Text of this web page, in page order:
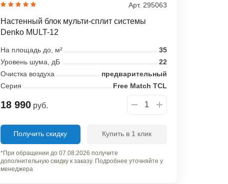
Арт. 295063
Настенный блок мульти-сплит системы
Denko MULT-12
На площадь до, м²
35
Уровень шума, дБ
22
Очистка воздуха
предварительный
Серия
Free Match TCL
18 990руб.
Получить скидку Купить в 1 клик
*При обращении до 07.08.2026 получите
дополнительную скидку к заказу. Подробнее уточняйте у
менеджера